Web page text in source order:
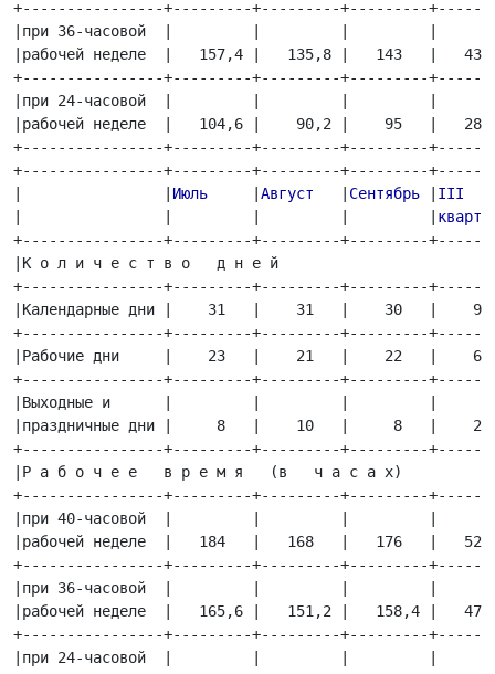
+----------------+---------+---------+---------
|при 36-часовой  |         |         |         |
|рабочей неделе  |   157,4 |   135,8 |   143   |
+----------------+---------+---------+---------
|при 24-часовой  |         |         |         |
|рабочей неделе  |   104,6 |    90,2 |    95   |
+----------------+---------+---------+---------
+----------------+---------+---------+---------
Июль Август Сентябрь III
+----------------+---------+---------+---------
|К о л и ч е с т в о   д н е й
+----------------+---------+---------+---------
|Календарные дни |    31   |    31   |    30   |
+----------------+---------+---------+---------
|Рабочие дни     |    23   |    21   |    22   |
+----------------+---------+---------+---------
|Выходные и      |         |         |         |
|праздничные дни |     8   |    10   |     8   |
+----------------+---------+---------+---------
|Р а б о ч е е   в р е м я   (в   ч а с а х)
+----------------+---------+---------+---------
|при 40-часовой  |         |         |         |
|рабочей неделе  |   184   |   168   |   176   |
+----------------+---------+---------+---------
|при 36-часовой  |         |         |         |
|рабочей неделе  |   165,6 |   151,2 |   158,4 |
+----------------+---------+---------+---------
|при 24-часовой  |         |         |         |